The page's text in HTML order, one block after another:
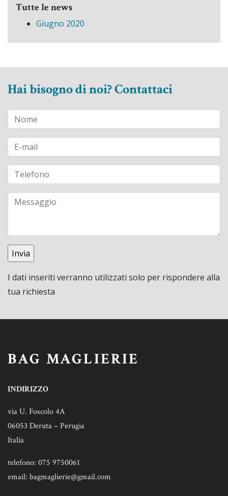
Tutte le news
Giugno 2020
Hai bisogno di noi? Contattaci
I dati inseriti verranno utilizzati solo per rispondere alla
tua richiesta
BAG MAGLIERIE
INDIRIZZO
via U. Foscolo 4A
06053 Deruta – Perugia
Italia
telefono: 075 9750061
email: bagmaglierie@gmail.com